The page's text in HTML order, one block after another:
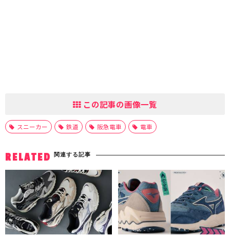
この記事の画像一覧
スニーカー 鉄道 阪急電車 電車
RELATED 関連する記事